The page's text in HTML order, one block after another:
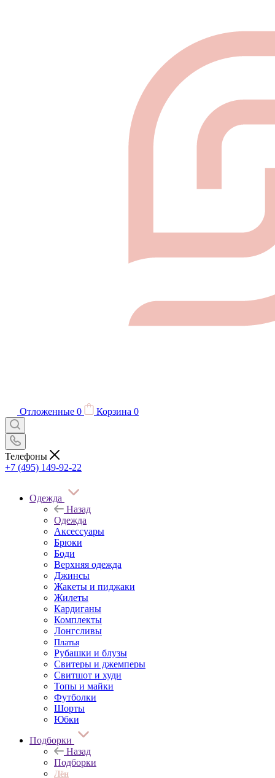
Отложенные 0 Корзина 0
Телефоны
+7 (495) 149-92-22
Одежда
Назад
Одежда
Аксессуары
Брюки
Боди
Верхняя одежда
Джинсы
Жакеты и пиджаки
Жилеты
Кардиганы
Комплекты
Лонгсливы
Платья
Рубашки и блузы
Свитеры и джемперы
Свитшот и худи
Топы и майки
Футболки
Шорты
Юбки
Подборки
Назад
Подборки
Лён